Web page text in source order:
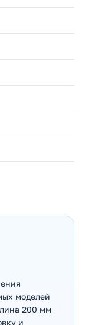
моделей
200 мм
и